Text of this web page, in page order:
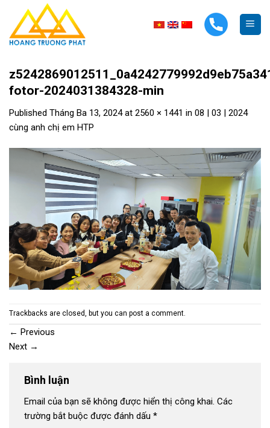
content
fotor-2024031384328-min
Published Tháng Ba 13, 2024at 2560 × 1441 in 08 | 03 | 2024
cùng anh chị em HTP
Trackbacks are closed, but you can post a comment
← Previous
Next →
Bình luận
Email của bạn sẽ không được hiển thị công khai. Các
trường bắt buộc được đánh dấu *